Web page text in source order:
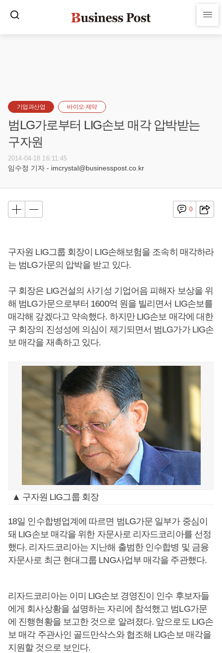
기업과산업 바이오·제약
범LG가로부터 LIG손보 매각 압박받는
구자원
2014-04-18 16:11:45
임수정 기자 - imcrystal@businesspost.co.kr
0
구자원 LIG그룹 회장이 LIG손해보험을 조속히 매각하라
는 범LG가문의 압박을 받고 있다.
구 회장은 LIG건설의 사기성 기업어음 피해자 보상을 위
해 범LG가문으로부터 1600억 원을 빌리면서 LIG손보를
매각해 갚겠다고 약속했다. 하지만 LIG손보 매각에 대한
구 회장의 진성성에 의심이 제기되면서 범LG가가 LIG손
보 매각을 재촉하고 있다.
▲ 구자원 LIG그룹 회장
18일 인수합병업계에 따르면 범LG가문 일부가 중심이
돼 LIG손보 매각을 위한 자문사로 리자드코리아를 선정
했다. 리자드코리아는 지난해 출범한 인수합병 및 금융
자문사로 최근 현대그룹 LNG사업부 매각을 주관했다.
리자드코리아는 이미 LIG손보 경영진이 인수 후보자들
에게 회사상황을 설명하는 자리에 참석했고 범LG가문
에 진행현황을 보고한 것으로 알려졌다. 앞으로도 LIG손
보 매각 주관사인 골드만삭스와 협조해 LIG손보 매각을
지원할 것으로 보인다.